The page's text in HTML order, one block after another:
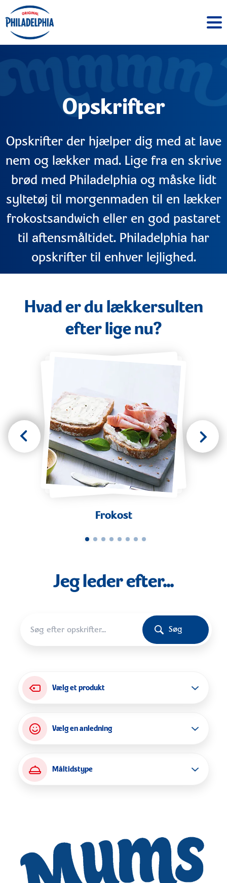
Opskrifter
Opskrifter der hjælper dig med at lave
nem og lækker mad. Lige fra en skrive
brød med Philadelphia og måske lidt
syltetøj til morgenmaden til en lækker
frokostsandwich eller en god pastaret
til aftensmåltidet. Philadelphia har
opskrifter til enhver lejlighed.
Hvad er du lækkersulten
efter lige nu?
Frokost
Jeg leder efter...
Søg
Vælg et produkt
ORIGINAL
LIGHT
Vælg en anledning
FISK
Måltidstype
WEEKEND